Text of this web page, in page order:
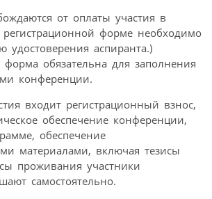
от оплаты участия в
форме необходимо
удостоверения аспиранта.)
форма обязательна для заполнения
конференции.
входит регистрационный взнос,
обеспечение конференции,
обеспечение
материалами, включая тезисы
проживания участники
самостоятельно.